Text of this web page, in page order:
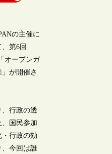
の主催に
第6回
オープンガ
が開催さ
、行政の透
国民参加
行政の効
、今回は誰